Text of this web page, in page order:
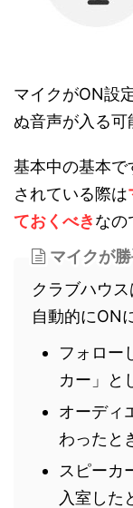
マイクがON設
ぬ音声が入る可
基本中の基本で
されている際は
ておくべきなの
マイクが
クラブハウ
自動的にON
フォロー
カー」と
オーディ
わったと
スピーカ
入室した